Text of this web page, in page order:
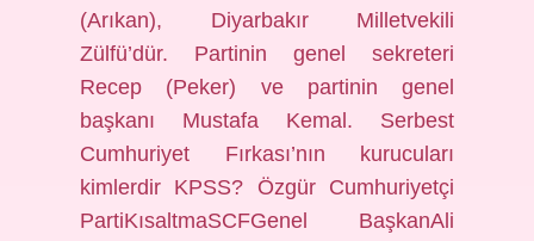
(Arıkan), Diyarbakır Milletvekili
Zülfü’dür. Partinin genel sekreteri
Recep (Peker) ve partinin genel
başkanı Mustafa Kemal. Serbest
Cumhuriyet Fırkası’nın kurucuları
kimlerdir KPSS? Özgür Cumhuriyetçi
PartiKısaltmaSCFGenel BaşkanAli